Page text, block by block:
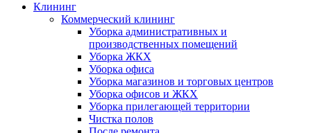
Клининг
Коммерческий клининг
Уборка административных и
производственных помещений
Уборка ЖКХ
Уборка офиса
Уборка магазинов и торговых центров
Уборка офисов и ЖКХ
Уборка прилегающей территории
Чистка полов